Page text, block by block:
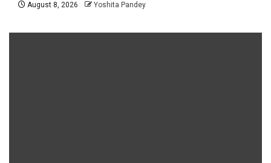
August 8, 2026 Yoshita Pandey